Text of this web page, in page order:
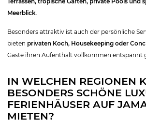
Meerblick.
Besonders attraktiv ist auch der persönliche
bieten privaten Koch, Housekeeping oder
Gäste ihren Aufenthalt vollkommen entspannt
IN WELCHEN REGIONEN
BESONDERS SCHÖNE
FERIENHÄUSER AUF
MIETEN?